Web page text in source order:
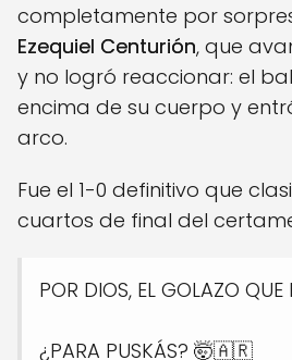
completamente por
Ezequiel Centurión, que
y no logró reaccionar: el
encima de su cuerpo y
arco.
Fue el 1-0 definitivo que
cuartos de final del
POR DIOS, EL GOLAZO QUE
¿PARA PUSKÁS? 🤯🇦🇷